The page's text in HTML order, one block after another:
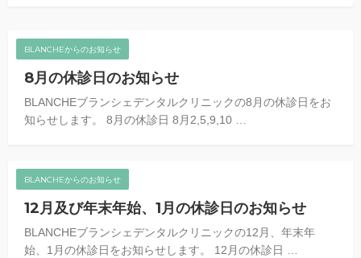
BLANCHEからのお知らせ
8月の休診日のお知らせ
BLANCHEブランシェデンタルクリニックの8月の休診日をお
知らせします。 8月の休診日 8月2,5,9,10 …
BLANCHEからのお知らせ
12月及び年末年始、1月の休診日のお知らせ
BLANCHEブランシェデンタルクリニックの12月、年末年
始、1月の休診日をお知らせします。 12月の休診日 …